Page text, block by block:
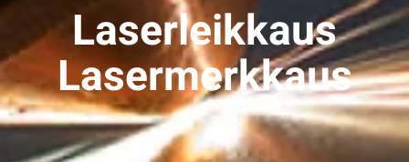
Laserleikkaus
Lasermerkkaus